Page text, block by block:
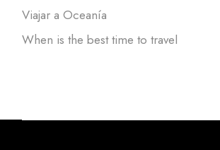
Viajar a Oceanía
When is the best time to travel